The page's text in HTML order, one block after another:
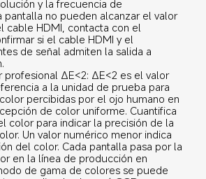
y la frecuencia de
pantalla no pueden alcanzar el valor
cable HDMI, contacta con el
si el cable HDMI y el
de señal admiten la salida a
profesional ΔE<2: ΔE<2 es el valor
a la unidad de prueba para
percibidas por el ojo humano en
de color uniforme. Cuantifica
color para indicar la precisión de la
Un valor numérico menor indica
del color. Cada pantalla pasa por la
en la línea de producción en
de gama de colores se puede